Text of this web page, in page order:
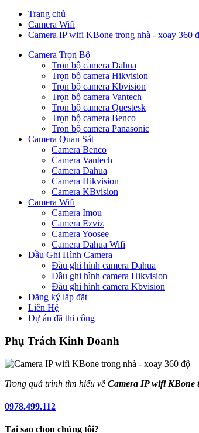
Trang chủ
Camera Wifi
Camera IP wifi KBone trong nhà - xoay 360
Camera Trọn Bộ
Trọn bộ camera Dahua
Trọn bộ camera Hikvision
Trọn bộ camera Kbvision
Trọn bộ camera Vantech
Trọn bộ camera Questesk
Trọn bộ camera Benco
Trọn bộ camera Panasonic
Camera Quan Sát
Camera Benco
Camera Vantech
Camera Dahua
Camera Hikvision
Camera KBvision
Camera Wifi
Camera Imou
Camera Ezviz
Camera Yoosee
Camera Dahua Wifi
Đầu Ghi Hình Camera
Đầu ghi hình camera Dahua
Đầu ghi hình camera Hikvision
Đầu ghi hình camera Kbvision
Đăng ký lắp đặt
Liên Hệ
Dự án đã thi công
Phụ Trách Kinh Doanh
Trong quá trình tìm hiểu về Camera IP wifi KBone
0978.499.112
Tại sao chọn chúng tôi?